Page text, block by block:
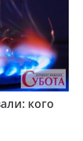
кого